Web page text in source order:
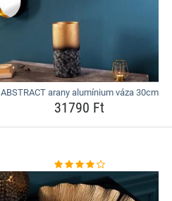
ABSTRACT arany alumínium váza 30cm
31790 Ft